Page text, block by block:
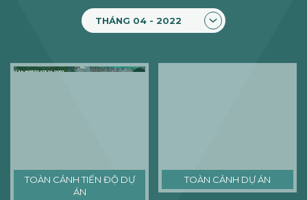
THÁNG 04 - 2022
TOÀN CẢNH TIẾN ĐỘ DỰ
ÁN
TOÀN CẢNH DỰ ÁN